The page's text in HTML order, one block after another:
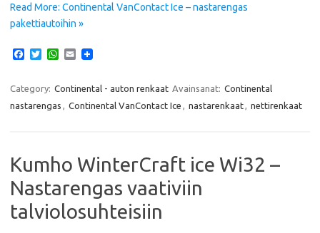
Read More: Continental VanContact Ice – nastarengas
pakettiautoihin »
e
b
o
T
t
e
W
t
A
E
i
Category: Continental - auton renkaat Avainsanat: Continental
nastarengas
Continental VanContact Ice nastarenkaat nettirenkaat
Kumho WinterCraft ice Wi32 –
Nastarengas vaativiin
talviolosuhteisiin